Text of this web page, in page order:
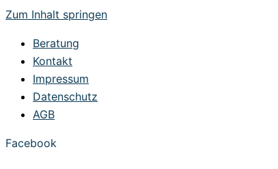
Zum Inhalt springen
Beratung
Kontakt
Impressum
Datenschutz
AGB
Facebook